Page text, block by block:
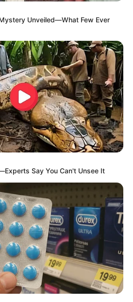
ist der im Süden des
liegende Kurort durch die
Klosteranlage. Hierunter ragt
Stil errichtete Abteikirche mit ihrer
Diese hat einen Durchmesser von
Sie war einmal die drittgrößte
im Breisgau
der steilen Hänge des
Stadt, die zugleich die
dem mildesten Klima ist,
für jeden
auch die beiden
Münsterund dieBächle
. Bei
es sehr viel zu sehen. Deshalb
den Kauf einesReiseführers
Wasserfällen und steilen Felsen
steil ins Tal rauschende
Unveiled—What Few Ever
Say You Can't Unsee It